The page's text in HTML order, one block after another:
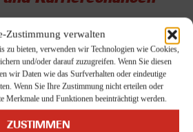
Zustimmung verwalten
zu bieten, verwenden wir Technologien wie Cookies,
und/oder darauf zuzugreifen. Wenn Sie diesen
wir Daten wie das Surfverhalten oder eindeutige
Wenn Sie Ihre Zustimmung nicht erteilen oder
Merkmale und Funktionen beeinträchtigt werden.
ZUSTIMMEN
einem modernen
mit industrieller Basis,
Unternehmen und einem
entwickelt. Die
bietet vielfältige
Entwicklungsmöglichkeiten in